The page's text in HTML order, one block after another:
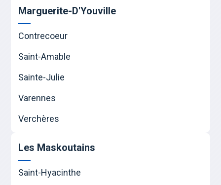
Marguerite-D'Youville
Contrecoeur
Saint-Amable
Sainte-Julie
Varennes
Verchères
Les Maskoutains
Saint-Hyacinthe